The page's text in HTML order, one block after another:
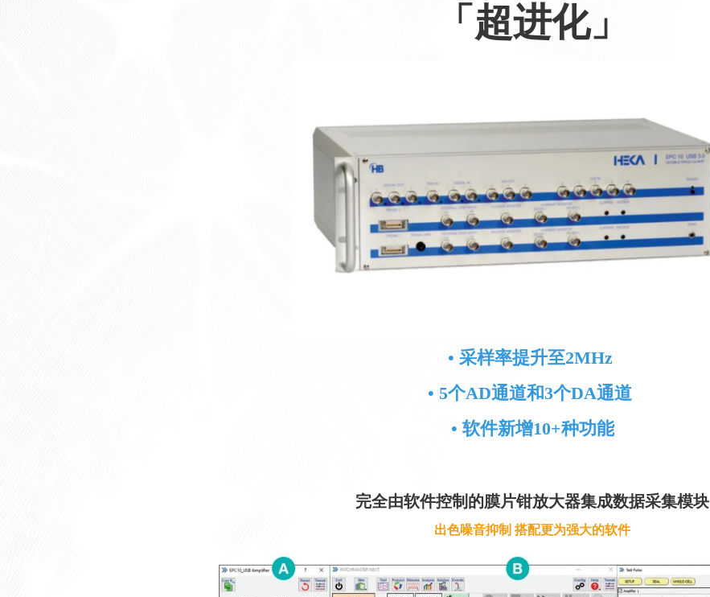
「超进化」
• 采样率提升至2MHz
• 5个AD通道和3个DA通道
• 软件新增10+种功能
完全由软件控制的膜片钳放大器集成数据采集模块
出色噪音抑制 搭配更为强大的软件